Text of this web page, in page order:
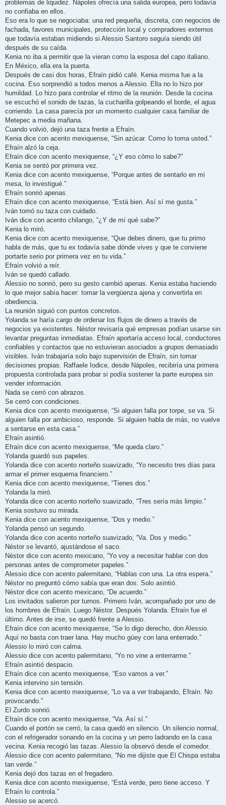
problemas de liquidez. Nápoles ofrecía una salida europea, pero todavía
no confiaba en ellos.
Eso era lo que se negociaba: una red pequeña, discreta, con negocios de
fachada, favores municipales, protección local y compradores externos
que todavía estaban midiendo si Alessio Santoro seguía siendo útil
después de su caída.
Kenia no iba a permitir que la vieran como la esposa del capo italiano.
En México, ella era la puerta.
Después de casi dos horas, Efraín pidió café. Kenia misma fue a la
cocina. Eso sorprendió a todos menos a Alessio. Ella no lo hizo por
humildad. Lo hizo para controlar el ritmo de la reunión. Desde la cocina
se escuchó el sonido de tazas, la cucharilla golpeando el borde, el agua
corriendo. La casa parecía por un momento cualquier casa familiar de
Metepec a media mañana.
Cuando volvió, dejó una taza frente a Efraín.
Kenia dice con acento mexiquense, “Sin azúcar. Como lo toma usted.”
Efraín alzó la ceja.
Efraín dice con acento mexiquense, “¿Y eso cómo lo sabe?”
Kenia se sentó por primera vez.
Kenia dice con acento mexiquense, “Porque antes de sentarlo en mi
mesa, lo investigué.”
Efraín sonrió apenas.
Efraín dice con acento mexiquense, “Está bien. Así sí me gusta.”
Iván tomó su taza con cuidado.
Iván dice con acento chilango, “¿Y de mí qué sabe?”
Kenia lo miró.
Kenia dice con acento mexiquense, “Que debes dinero, que tu primo
habla de más, que tu ex todavía sabe dónde vives y que te conviene
portarte serio por primera vez en tu vida.”
Efraín volvió a reír.
Iván se quedó callado.
Alessio no sonrió, pero su gesto cambió apenas. Kenia estaba haciendo
lo que mejor sabía hacer: tomar la vergüenza ajena y convertirla en
obediencia.
La reunión siguió con puntos concretos.
Yolanda se haría cargo de ordenar los flujos de dinero a través de
negocios ya existentes. Néstor revisaría qué empresas podían usarse sin
levantar preguntas inmediatas. Efraín aportaría acceso local, conductores
confiables y contactos que no estuvieran asociados a grupos demasiado
visibles. Iván trabajaría solo bajo supervisión de Efraín, sin tomar
decisiones propias. Raffaele Iodice, desde Nápoles, recibiría una primera
propuesta controlada para probar si podía sostener la parte europea sin
vender información.
Nada se cerró con abrazos.
Se cerró con condiciones.
Kenia dice con acento mexiquense, “Si alguien falla por torpe, se va. Si
alguien falla por ambicioso, responde. Si alguien habla de más, no vuelve
a sentarse en esta casa.”
Efraín asintió.
Efraín dice con acento mexiquense, “Me queda claro.”
Yolanda guardó sus papeles.
Yolanda dice con acento norteño suavizado, “Yo necesito tres días para
armar el primer esquema financiero.”
Kenia dice con acento mexiquense, “Tienes dos.”
Yolanda la miró.
Yolanda dice con acento norteño suavizado, “Tres sería más limpio.”
Kenia sostuvo su mirada.
Kenia dice con acento mexiquense, “Dos y medio.”
Yolanda pensó un segundo.
Yolanda dice con acento norteño suavizado, “Va. Dos y medio.”
Néstor se levantó, ajustándose el saco.
Néstor dice con acento mexicano, “Yo voy a necesitar hablar con dos
personas antes de comprometer papeles.”
Alessio dice con acento palermitano, “Hablas con una. La otra espera.”
Néstor no preguntó cómo sabía que eran dos. Solo asintió.
Néstor dice con acento mexicano, “De acuerdo.”
Los invitados salieron por turnos. Primero Iván, acompañado por uno de
los hombres de Efraín. Luego Néstor. Después Yolanda. Efraín fue el
último. Antes de irse, se quedó frente a Alessio.
Efraín dice con acento mexiquense, “Se lo digo derecho, don Alessio.
Aquí no basta con traer lana. Hay mucho güey con lana enterrado.”
Alessio lo miró con calma.
Alessio dice con acento palermitano, “Yo no vine a enterrarme.”
Efraín asintió despacio.
Efraín dice con acento mexiquense, “Eso vamos a ver.”
Kenia intervino sin tensión.
Kenia dice con acento mexiquense, “Lo va a ver trabajando, Efraín. No
provocando.”
El Zurdo sonrió.
Efraín dice con acento mexiquense, “Va. Así sí.”
Cuando el portón se cerró, la casa quedó en silencio. Un silencio normal,
con el refrigerador sonando en la cocina y un perro ladrando en la casa
vecina. Kenia recogió las tazas. Alessio la observó desde el comedor.
Alessio dice con acento palermitano, “No me dijiste que El Chispa estaba
tan verde.”
Kenia dejó dos tazas en el fregadero.
Kenia dice con acento mexiquense, “Está verde, pero tiene acceso. Y
Efraín lo controla.”
Alessio se acercó.